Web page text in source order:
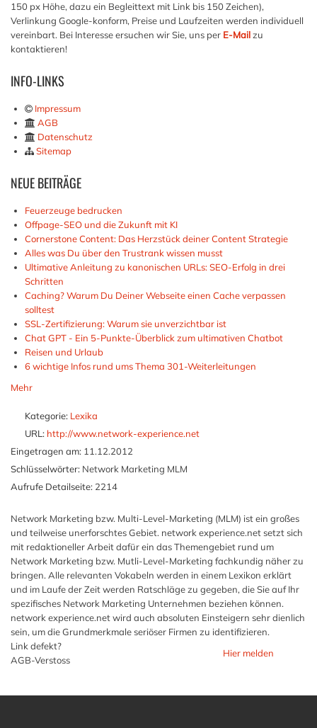
150 px Höhe, dazu ein Begleittext mit Link bis 150 Zeichen),
Verlinkung Google-konform, Preise und Laufzeiten werden individuell
vereinbart. Bei Interesse ersuchen wir Sie, uns per E-Mailzu
kontaktieren!
INFO-LINKS
Impressum
AGB
Datenschutz
Sitemap
NEUEBEITRÄGE
Feuerzeuge bedrucken
Offpage-SEO und die Zukunft mit KI
Cornerstone Content: Das Herzstück deiner Content Strategie
Alles was Du über den Trustrank wissen musst
Ultimative Anleitung zu kanonischen URLs: SEO-Erfolg in drei
Schritten
Caching? Warum Du Deiner Webseite einen Cache verpassen
solltest
SSL-Zertifizierung: Warum sie unverzichtbar ist
Chat GPT - Ein 5-Punkte-Überblick zum ultimativen Chatbot
Reisen und Urlaub
6 wichtige Infos rund ums Thema 301-Weiterleitungen
Mehr
Kategorie: Lexika
URL: http://www.network-experience.net
Eingetragen am: 11.12.2012
Schlüsselwörter: Network Marketing MLM
Aufrufe Detailseite: 2214
Network Marketing bzw. Multi-Level-Marketing (MLM) ist ein großes
und teilweise unerforschtes Gebiet. network experience.net setzt sich
mit redaktioneller Arbeit dafür ein das Themengebiet rund um
Network Marketing bzw. Mutli-Level-Marketing fachkundig näher zu
bringen. Alle relevanten Vokabeln werden in einem Lexikon erklärt
und im Laufe der Zeit werden Ratschläge zu gegeben, die Sie auf Ihr
spezifisches Network Marketing Unternehmen beziehen können.
network experience.net wird auch absoluten Einsteigern sehr dienlich
sein, um die Grundmerkmale seriöser Firmen zu identifizieren.
Link defekt?
AGB-Verstoss
Hier melden